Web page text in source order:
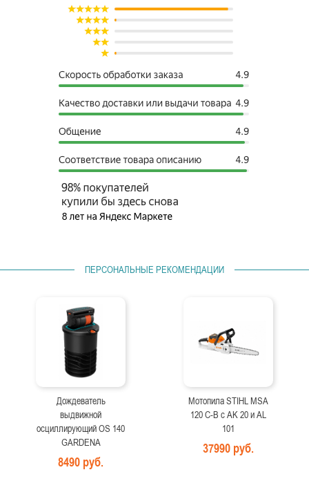
ПЕРСОНАЛЬНЫЕ РЕКОМЕНДАЦИИ
Дождеватель
выдвижной
осциллирующий OS 140
GARDENA
8490 руб.
Мотопила STIHL MSA
120 C-B с AK 20 и AL
101
37990 руб.